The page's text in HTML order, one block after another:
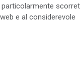
e al considerevole